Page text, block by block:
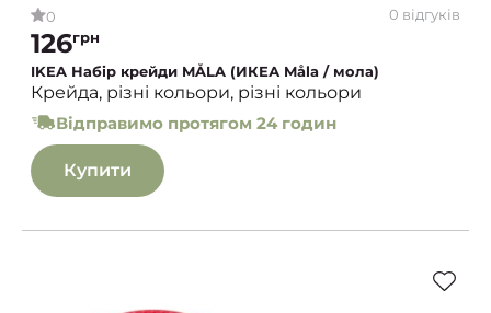
0 0 відгуків
126грн
IKEA Набір крейди MÅLA (ИКЕА Måla / мола)
Крейда, різні кольори, різні кольори
Відправимо протягом 24 годин
Купити